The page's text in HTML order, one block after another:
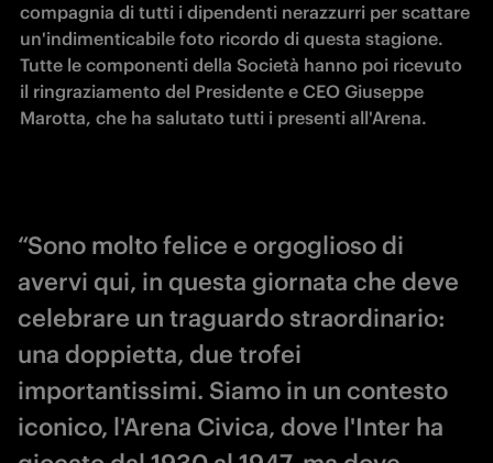
compagnia di tutti i dipendenti nerazzurri per scattare
un'indimenticabile foto ricordo di questa stagione.
Tutte le componenti della Società hanno poi ricevuto
il ringraziamento del Presidente e CEO Giuseppe
Marotta, che ha salutato tutti i presenti all'Arena.
“Sono molto felice e orgoglioso di
avervi qui, in questa giornata che deve
celebrare un traguardo straordinario:
una doppietta, due trofei
importantissimi. Siamo in un contesto
iconico, l'Arena Civica, dove l'Inter ha